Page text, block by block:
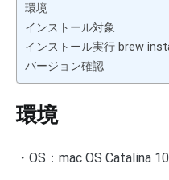
環境
インストール対象
インストール実行 brew
バージョン確認
環境
・OS：mac OS Catalina